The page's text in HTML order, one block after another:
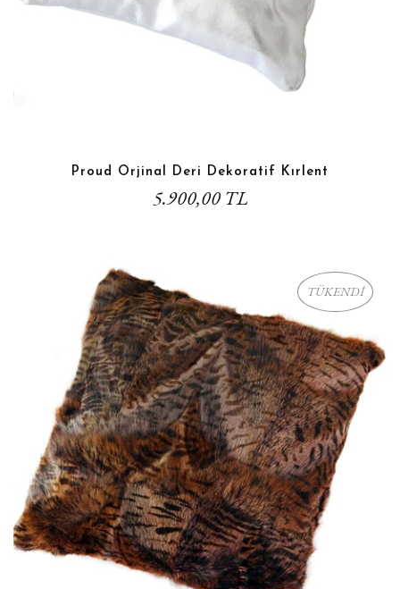
Proud Orjinal Deri Dekoratif Kırlent
5.900,00 TL
TÜKENDİ